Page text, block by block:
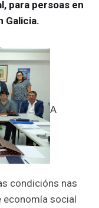
para persoas en
Galicia.
A
condicións nas
economía social